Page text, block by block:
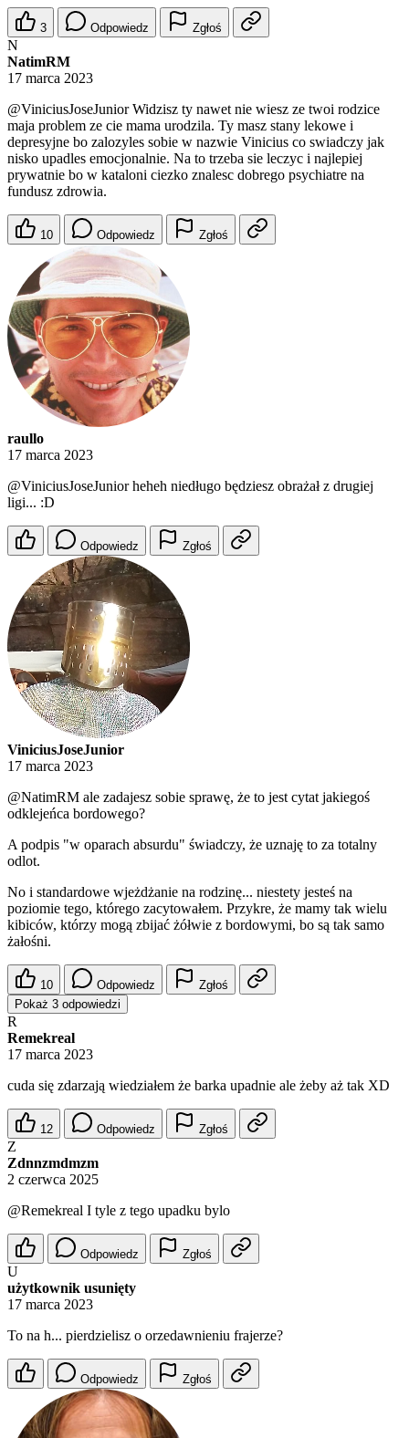
3 Odpowiedz Zgłoś
N
NatimRM
17 marca 2023
@ViniciusJoseJuniorWidzisz ty nawet nie wiesz ze twoi rodzice
maja problem ze cie mama urodzila. Ty masz stany lekowe i
depresyjne bo zalozyles sobie w nazwie Vinicius co swiadczy jak
nisko upadles emocjonalnie. Na to trzeba sie leczyc i najlepiej
prywatnie bo w kataloni ciezko znalesc dobrego psychiatre na
fundusz zdrowia.
10 Odpowiedz Zgłoś
raullo
17 marca 2023
@ViniciusJoseJuniorheheh niedługo będziesz obrażał z drugiej
ligi... :D
Odpowiedz Zgłoś
ViniciusJoseJunior
17 marca 2023
@NatimRM ale zadajesz sobie sprawę, że to jest cytat jakiegoś
odklejeńca bordowego?
A podpis "w oparach absurdu" świadczy, że uznaję to za totalny
odlot.
No i standardowe wjeżdżanie na rodzinę... niestety jesteś na
poziomie tego, którego zacytowałem. Przykre, że mamy tak wielu
kibiców, którzy mogą zbijać żółwie z bordowymi, bo są tak samo
żałośni.
10 Odpowiedz
Zgłoś
Pokaż 3 odpowiedzi
R
Remekreal
17 marca 2023
cuda się zdarzają wiedziałem że barka upadnie ale żeby aż tak XD
12 Odpowiedz Zgłoś
Z
Zdnnzmdmzm
2 czerwca 2025
@Remekreal I tyle z tego upadku bylo
Odpowiedz Zgłoś
U
użytkownik usunięty
17 marca 2023
To na h... pierdzielisz o orzedawnieniu frajerze?
Odpowiedz Zgłoś